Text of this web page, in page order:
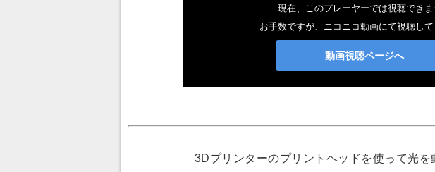
3Dプリンターのプリントヘッドを使って光を